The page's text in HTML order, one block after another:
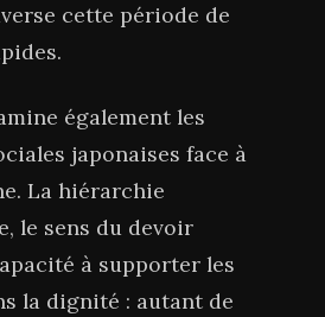
cette période de
également les
japonaises face à
La hiérarchie
le sens du devoir
à supporter les
la dignité : autant de